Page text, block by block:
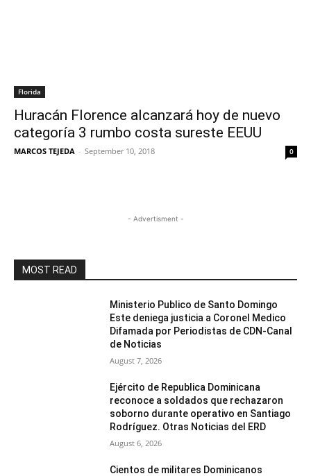
Florida
Huracán Florence alcanzará hoy de nuevo
categoría 3 rumbo costa sureste EEUU
MARCOS TEJEDA - September 10, 2018 0
- Advertisment -
MOST READ
Ministerio Publico de Santo Domingo
Este deniega justicia a Coronel Medico
Difamada por Periodistas de CDN-Canal
de Noticias
August 7, 2026
Ejército de Republica Dominicana
reconoce a soldados que rechazaron
soborno durante operativo en Santiago
Rodríguez. Otras Noticias del ERD
August 6, 2026
Cientos de militares Dominicanos